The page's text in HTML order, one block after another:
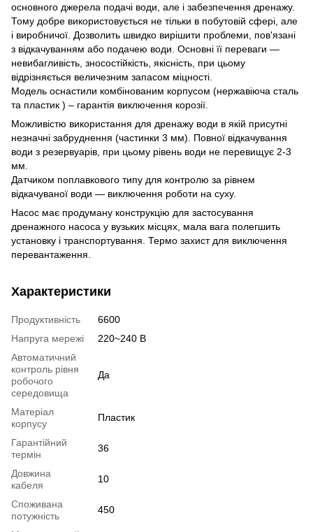
основного джерела подачі води, але і забезпечення дренажу.
Тому добре використовується не тільки в побутовій сфері, але
і виробничої. Дозволить швидко вирішити проблеми, пов'язані
з відкачуванням або подачею води. Основні її переваги ―
невибагливість, зносостійкість, якісність, при цьому
відрізняється величезним запасом міцності.
Модель оснастили комбінованим корпусом (нержавіюча сталь
та пластик ) – гарантія виключення корозії.
Можливістю використання для дренажу води в якій присутні
незначні забруднення (частинки 3 мм). Повної відкачування
води з резервуарів, при цьому рівень води не перевищує 2-3
мм.
Датчиком поплавкового типу для контролю за рівнем
відкачуваної води ― виключення роботи на суху.
Насос має продуману конструкцію для застосування
дренажного насоса у вузьких місцях, мала вага полегшить
установку і транспортування. Термо захист для виключення
перевантаження.
Характеристики
Продуктивність
6600
Напруга мережі
220~240 В
Автоматичний
контроль рівня
робочого
середовища
Да
Матеріал
корпусу
Пластик
Гарантійний
термін
36
Довжина
кабеля
10
Споживана
потужність
450